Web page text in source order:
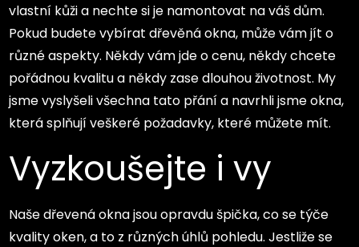
vlastní kůži a nechte si je namontovat na váš dům.
Pokud budete vybíratdřevěná okna, může vám jít o
různé aspekty. Někdy vám jde o cenu, někdy chcete
pořádnou kvalitu a někdy zase dlouhou životnost. My
jsme vyslyšeli všechna tato přání a navrhli jsme okna,
která splňují veškeré požadavky, které můžete mít.
Vyzkoušejte i vy
Naše dřevená okna jsou opravdu špička, co se týče
kvality oken, a to z různých úhlů pohledu. Jestliže se